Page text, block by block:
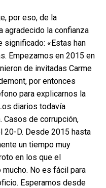
por eso, de la
agradecido la confianza
significado: «Estas han
Empezamos en 2015 en
de invitadas Carme
por entonces
para explicarnos la
diarios todavía
Casos de corrupción,
20-D. Desde 2015 hasta
un tiempo muy
en los que el
No es fácil para
Esperamos desde